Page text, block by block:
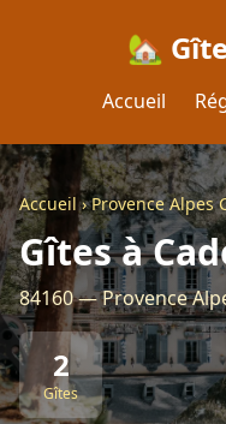
🏡
Accueil
Accueil›Provence Alpes
Gîtes à
84160 — Provence
2
Gîtes